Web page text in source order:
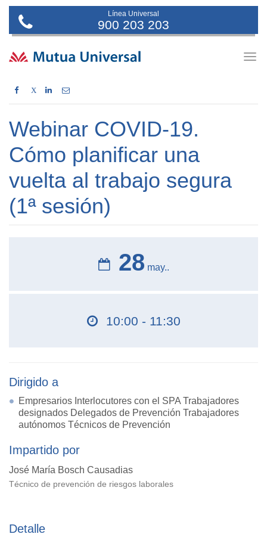
Línea Universal
900 203 203
X
Webinar COVID-19.
Cómo planificar una
vuelta al trabajo segura
(1ª sesión)
28 may..
10:00 - 11:30
Dirigido a
Empresarios Interlocutores con el SPA Trabajadores
designados Delegados de Prevención Trabajadores
autónomos Técnicos de Prevención
Impartido por
José María Bosch Causadias
Técnico de prevención de riesgos laborales
Detalle